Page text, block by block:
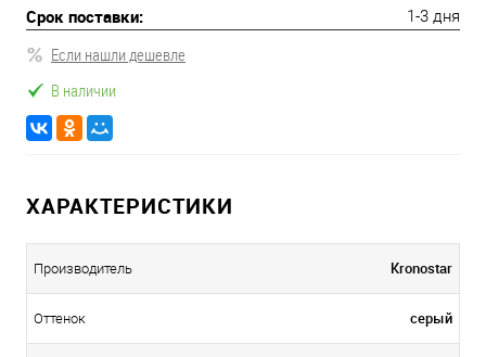
Срок поставки: 1-3 дня
Если нашли дешевле
В наличии
ХАРАКТЕРИСТИКИ
Производитель Kronostar
Оттенок серый